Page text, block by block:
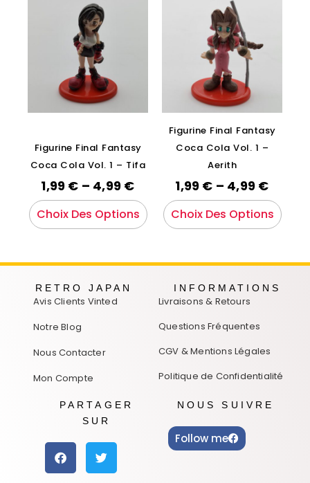
Figurine Final Fantasy
Coca Cola Vol. 1 – Tifa
1,99 € – 4,99 €
Choix Des Options
Figurine Final Fantasy
Coca Cola Vol. 1 –
Aerith
1,99 € – 4,99 €
Choix Des Options
RETRO JAPAN
Avis Clients Vinted
Notre Blog
Nous Contacter
Mon Compte
INFORMATIONS
Livraisons & Retours
Questions Fréquentes
CGV & Mentions Légales
Politique de Confidentialité
PARTAGER
SUR
NOUS SUIVRE
Follow me